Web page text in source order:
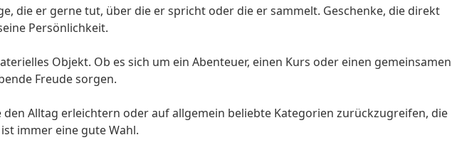
die er gerne tut, über die er spricht oder die er sammelt. Geschenke, die direkt
Persönlichkeit.
Objekt. Ob es sich um ein Abenteuer, einen Kurs oder einen gemeinsamen
Freude sorgen.
Alltag erleichtern oder auf allgemein beliebte Kategorien zurückzugreifen, die
immer eine gute Wahl.